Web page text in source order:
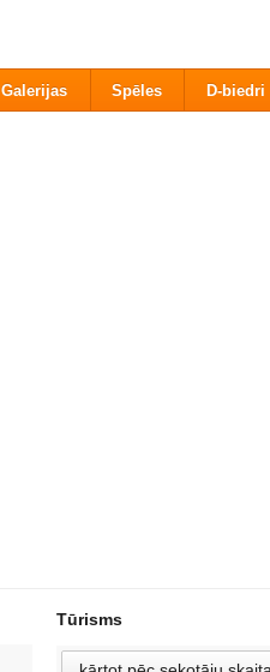
Galerijas Spēles D-biedri
Tūrisms